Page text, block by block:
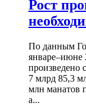
Рост
По данным
январе–июне
произведено
7 млрд 85,3
млн манатов
а...